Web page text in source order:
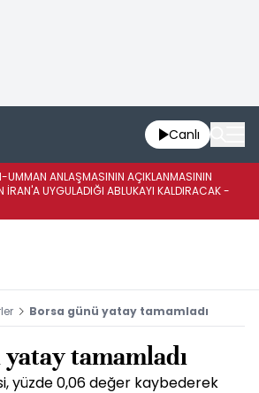
Canlı
UMMAN ANLAŞMASININ AÇIKLANMASININ
İRAN'A UYGULADIĞI ABLUKAYI KALDIRACAK -
Borsa günü yatay tamamladı
tamamladı
yüzde 0,06 değer kaybederek